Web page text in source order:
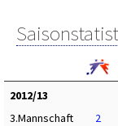
2012/13
3.Mannschaft
2